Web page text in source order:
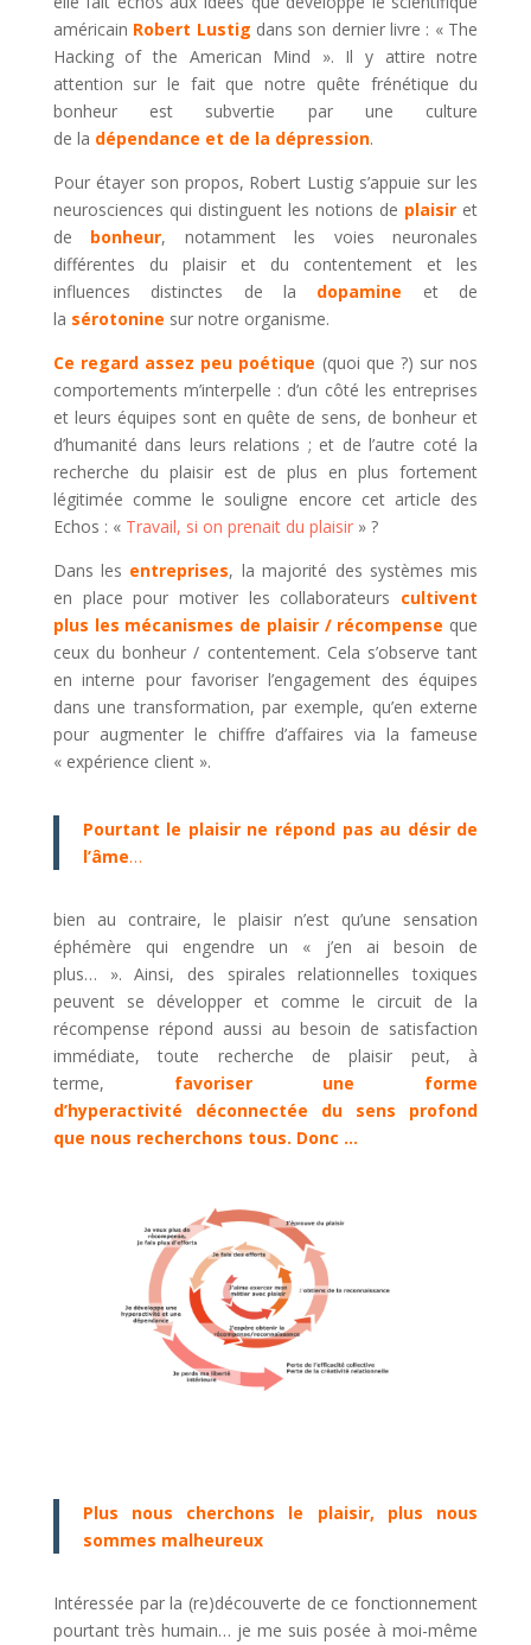
américain Robert Lustig dans son dernier livre : « The
Hacking of the American Mind ». Il y attire notre
attention sur le fait que notre quête frénétique du
bonheur est subvertie par une culture
de la dépendance et de la dépression.
Pour étayer son propos, Robert Lustig s’appuie sur les
neurosciences qui distinguent les notions de plaisir et
de bonheur, notamment les voies neuronales
différentes du plaisir et du contentement et les
influences distinctes de la dopamine
et de
la sérotonine sur notre organisme.
Ce regard assez peu poétique (quoi que ?) sur nos
comportements m’interpelle : d’un côté les entreprises
et leurs équipes sont en quête de sens, de bonheur et
d’humanité dans leurs relations ; et de l’autre coté la
recherche du plaisir est de plus en plus fortement
légitimée comme le souligne encore cet article des
Echos : « Travail, si on prenait du plaisir » ?
Dans les entreprises, la majorité des systèmes mis
en place pour motiver les collaborateurs cultivent
plus les mécanismes de plaisir / récompense que
ceux du bonheur / contentement. Cela s’observe tant
en interne pour favoriser l’engagement des équipes
dans une transformation, par exemple, qu’en externe
pour augmenter le chiffre d’affaires via la fameuse
« expérience client ».
Pourtant le plaisir ne répond pas au désir de
l’âme…
bien au contraire, le plaisir n’est qu’une sensation
éphémère qui engendre un « j’en ai besoin de
plus… ». Ainsi, des spirales relationnelles toxiques
peuvent se développer et comme le circuit de la
récompense répond aussi au besoin de satisfaction
immédiate, toute recherche de plaisir peut, à
terme, favoriser une forme
d’hyperactivité déconnectée du sens profond
que nous recherchons tous. Donc …
Plus nous cherchons le plaisir, plus nous
sommes malheureux
Intéressée par la (re)découverte de ce fonctionnement
pourtant très humain… je me suis posée à moi-même